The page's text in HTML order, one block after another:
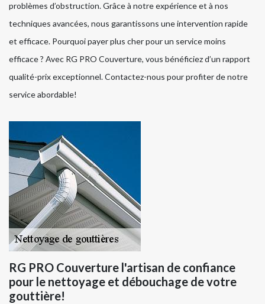
problèmes d’obstruction. Grâce à notre expérience et à nos
techniques avancées, nous garantissons une intervention rapide
et efficace. Pourquoi payer plus cher pour un service moins
efficace ? Avec RG PRO Couverture, vous bénéficiez d’un rapport
qualité-prix exceptionnel. Contactez-nous pour profiter de notre
service abordable!
RG PRO Couverture l'artisan de confiance
pour le nettoyage et débouchage de votre
gouttière!